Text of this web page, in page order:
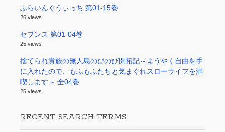
ふらいんぐうぃっち 第01-15巻
26 views
セブンス 第01-04巻
25 views
捨てられ貴族の無人島のびのび開拓記～ようやく自由を手
に入れたので、もふもふたちと気まぐれスローライフを満
喫します～ 全04巻
25 views
RECENT SEARCH TERMS